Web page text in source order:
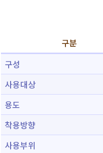
구분
구성
사용대상
용도
착용방향
사용부위